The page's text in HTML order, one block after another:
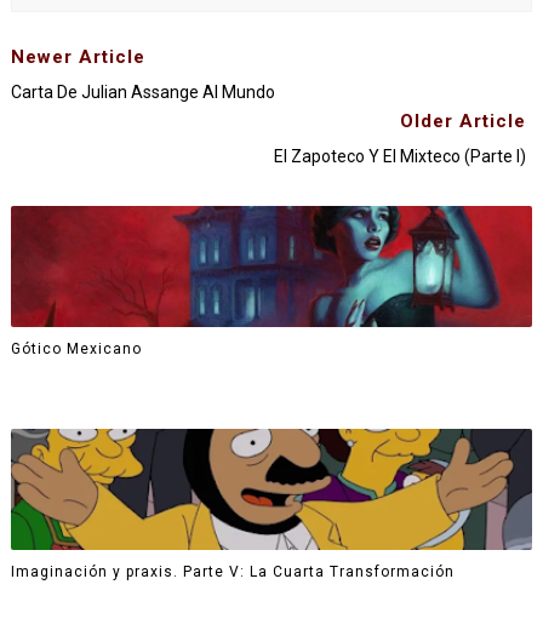
Newer Article
Carta De Julian Assange Al Mundo
Older Article
El Zapoteco Y El Mixteco (Parte I)
Gótico Mexicano
Imaginación y praxis. Parte V: La Cuarta Transformación